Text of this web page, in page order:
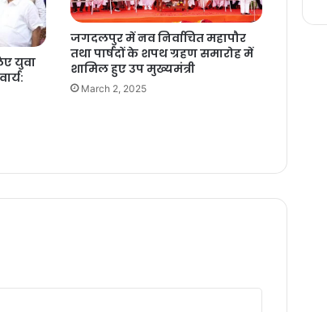
युवा
जगदलपुर में नव निर्वाचित महापौर
तथा पार्षदों के शपथ ग्रहण समारोह में
शामिल हुए उप मुख्यमंत्री
March 2, 2025